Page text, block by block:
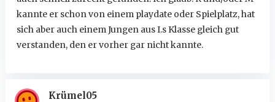
kannte er schon von einem playdate oder Spielplatz, hat
sich aber auch einem Jungen aus I.s Klasse gleich gut
verstanden, den er vorher gar nicht kannte.
Krümel05